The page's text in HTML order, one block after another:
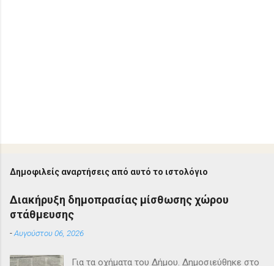
Δημοφιλείς αναρτήσεις από αυτό το ιστολόγιο
Διακήρυξη δημοπρασίας μίσθωσης χώρου
στάθμευσης
-Αυγούστου 06, 2026
Για τα οχήματα του Δήμου. Δημοσιεύθηκε στο